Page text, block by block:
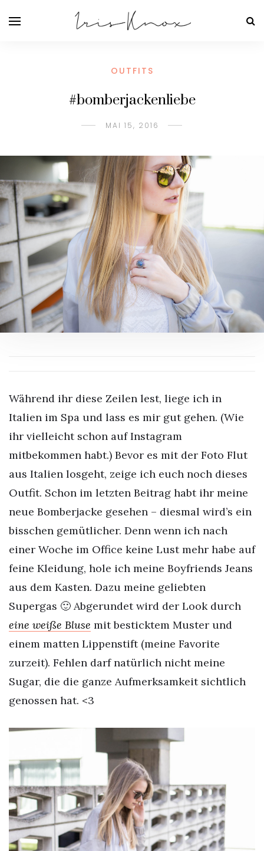
OUTFITS
#bomberjackenliebe
MAI 15, 2016
Während ihr diese Zeilen lest, liege ich in
Italien im Spa und lass es mir gut gehen. (Wie
ihr vielleicht schon auf Instagram
mitbekommen habt.) Bevor es mit der Foto Flut
aus Italien losgeht, zeige ich euch noch dieses
Outfit. Schon im letzten Beitrag habt ihr meine
neue Bomberjacke gesehen – diesmal wird’s ein
bisschen gemütlicher. Denn wenn ich nach
einer Woche im Office keine Lust mehr habe auf
feine Kleidung, hole ich meine Boyfriends Jeans
aus dem Kasten. Dazu meine geliebten
Supergas 🙂 Abgerundet wird der Look durch
eine weiße Bluse mit besticktem Muster und
einem matten Lippenstift (meine Favorite
zurzeit). Fehlen darf natürlich nicht meine
Sugar, die die ganze Aufmerksamkeit sichtlich
genossen hat. <3